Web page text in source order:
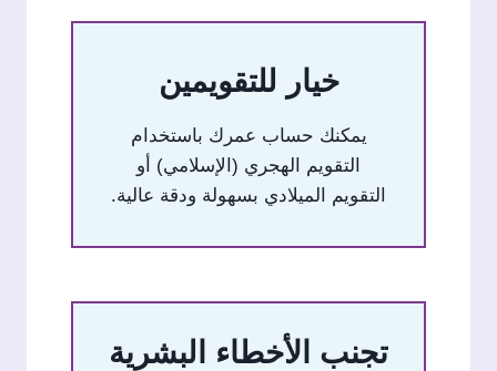
خيار للتقويمين
يمكنك حساب عمرك باستخدام
التقويم الهجري (الإسلامي) أو
التقويم الميلادي بسهولة ودقة عالية.
تجنب الأخطاء البشرية